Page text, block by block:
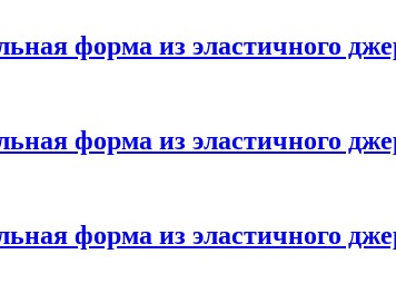
форма из эластичного
форма из эластичного
форма из эластичного